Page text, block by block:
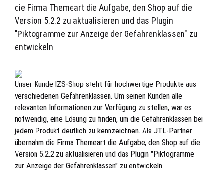
die Firma Themeart die Aufgabe, den Shop auf die
Version 5.2.2 zu aktualisieren und das Plugin
"Piktogramme zur Anzeige der Gefahrenklassen" zu
entwickeln.
Unser Kunde IZS-Shop steht für hochwertige Produkte aus
verschiedenen Gefahrenklassen. Um seinen Kunden alle
relevanten Informationen zur Verfügung zu stellen, war es
notwendig, eine Lösung zu finden, um die Gefahrenklassen bei
jedem Produkt deutlich zu kennzeichnen. Als JTL-Partner
übernahm die Firma Themeart die Aufgabe, den Shop auf die
Version 5.2.2 zu aktualisieren und das Plugin "Piktogramme
zur Anzeige der Gefahrenklassen" zu entwickeln.